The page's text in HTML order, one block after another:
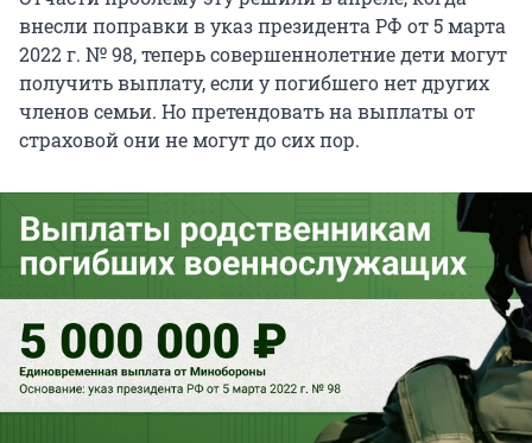
внесли поправки в указ президента РФ от 5 марта
2022 г. № 98, теперь совершеннолетние дети могут
получить выплату, если у погибшего нет других
членов семьи. Но претендовать на выплаты от
страховой они не могут до сих пор.